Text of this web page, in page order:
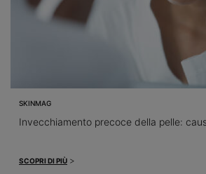
SKINMAG
Invecchiamento precoce della pelle:
SCOPRI DI PIÙ >